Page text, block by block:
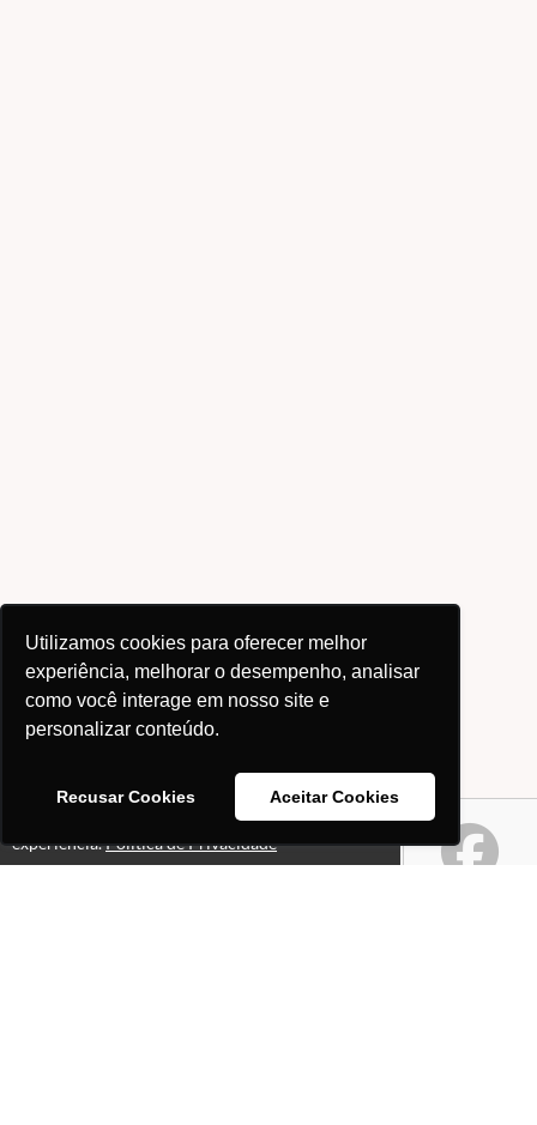
Utilizamos cookies para oferecer melhor
experiência, melhorar o desempenho, analisar
como você interage em nosso site e
personalizar conteúdo.
Recusar Cookies Aceitar Cookies
Este site usa cookies para melhorar sua
experiência.Política de Privacidade
Ok!